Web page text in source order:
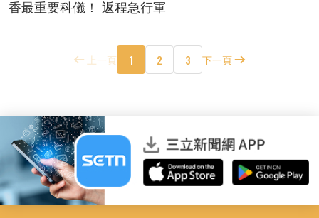
香最重要科儀！ 返程急行軍
上一頁 1 2 3 下一頁